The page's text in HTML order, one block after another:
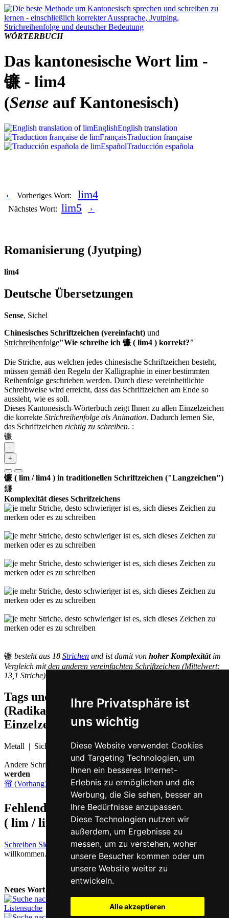
Ihre Privatsphäre ist
uns wichtig
Diese Website verwendet Cookies
und Targeting Technologien, um
Ihnen ein besseres Internet-
Erlebnis zu ermöglichen und die
Werbung, die Sie sehen, besser an
Ihre Bedürfnisse anzupassen.
Diese Technologien nutzen wir
außerdem, um Ergebnisse zu
messen, um zu verstehen, woher
unsere Besucher kommen oder um
unsere Website weiter zu
entwickeln.
Alle akzeptieren
WÖRTERBUCH
Das kantonesische Wort lim -
镰 - lim4
(Sense auf Kantonesisch)
EnglishEnglish translation
FrançaisTraduction française
EspañolTraducción española
‹ Vorheriges Wort: lim4
Nächstes Wort: lim5 ›
Romanisierung (Jyutping)
lim4
Deutsche Übersetzungen
Sense, Sichel
Chinesisches Schriftzeichen (vereinfacht) und
Strichreihenfolge"Wie schreibe ich 镰 ( lim4 ) korrekt?"
Die Striche, aus welchen jedes chinesische Schriftzeichen besteht,
müssen gemäß den Regeln der Kalligraphie in einer bestimmten
Reihenfolge geschrieben werden. Durch diese vereinheitlichte
Schreibweise wird erreicht, dass das Schriftzeichen am Ende so
aussieht, wie es soll.
Dieses Kantonesisch-Wörterbuch zeigt Ihnen zu allen Einzelzeichen
die korrekte Strichreihenfolge als Animation. Dadurch lernen Sie,
das Schriftzeichen richtig zu schreiben. :
镰
-
+
镰 ( lim / lim4 ) in traditionellen Schriftzeichen ("Langzeichen")
鐮
Komplexität dieses Schrifzeichens
镰 besteht aus 18 Strichen und ist damit von hoher Komplexitätim
Vergleich mit den anderen vereinfachten Schriftzeichen (Mittelwert:
13,1 Striche).
Tags und Zusatzinformationen
(Radikale, Bedeutungen von
Einzelzeichen, Komposita etc.)
Metall | Sichel
Andere Schriftzeichen, die auf Kantonesisch
lim4 ausgesprochen
werden
帘 (Vorhang)
廉 (preiswert)
Fehlende oder falsche Übersetzung für
( lim / lim4 )melden
Schreiben Sie uns!
Ihr Feedback und konstruktive Kritik sind stets
willkommen.
Neues Wort nachschlagen:
Listensuche